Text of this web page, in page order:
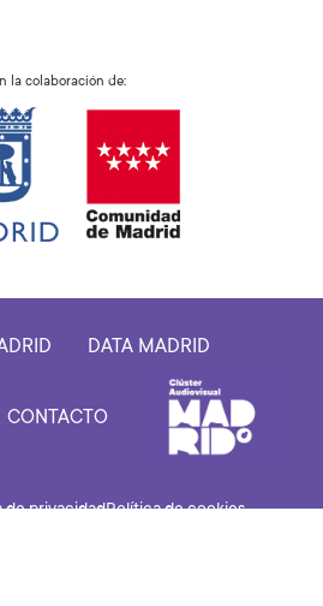
la colaboración de:
DATA MADRID
CONTACTO
de privacidadPolítica de cookies